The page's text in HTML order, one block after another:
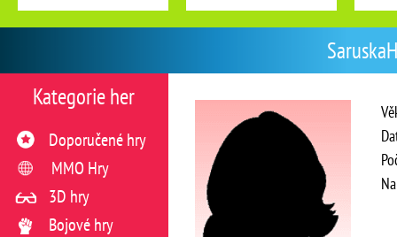
Kategorie her
Doporučené hry
MMO Hry
3D hry
Bojové hry